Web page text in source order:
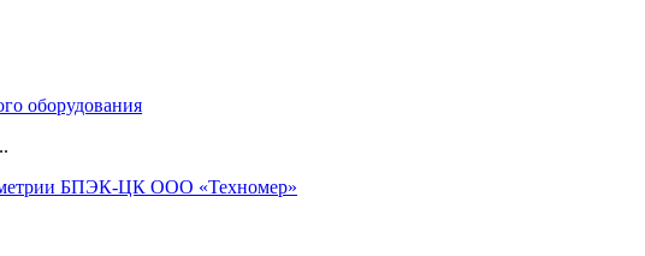
оборудования
БПЭК-ЦК ООО «Техномер»